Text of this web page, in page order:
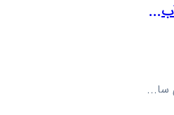
سا...